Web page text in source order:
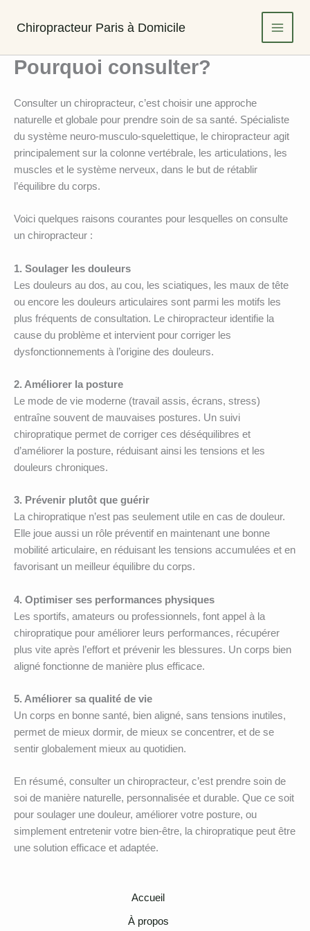
Chiropracteur Paris à Domicile
Pourquoi consulter?
Consulter un chiropracteur, c’est choisir une approche
naturelle et globale pour prendre soin de sa santé. Spécialiste
du système neuro-musculo-squelettique, le chiropracteur agit
principalement sur la colonne vertébrale, les articulations, les
muscles et le système nerveux, dans le but de rétablir
l’équilibre du corps.
Voici quelques raisons courantes pour lesquelles on consulte
un chiropracteur :
1. Soulager les douleurs
Les douleurs au dos, au cou, les sciatiques, les maux de tête
ou encore les douleurs articulaires sont parmi les motifs les
plus fréquents de consultation. Le chiropracteur identifie la
cause du problème et intervient pour corriger les
dysfonctionnements à l’origine des douleurs.
2. Améliorer la posture
Le mode de vie moderne (travail assis, écrans, stress)
entraîne souvent de mauvaises postures. Un suivi
chiropratique permet de corriger ces déséquilibres et
d’améliorer la posture, réduisant ainsi les tensions et les
douleurs chroniques.
3. Prévenir plutôt que guérir
La chiropratique n’est pas seulement utile en cas de douleur.
Elle joue aussi un rôle préventif en maintenant une bonne
mobilité articulaire, en réduisant les tensions accumulées et en
favorisant un meilleur équilibre du corps.
4. Optimiser ses performances physiques
Les sportifs, amateurs ou professionnels, font appel à la
chiropratique pour améliorer leurs performances, récupérer
plus vite après l’effort et prévenir les blessures. Un corps bien
aligné fonctionne de manière plus efficace.
5. Améliorer sa qualité de vie
Un corps en bonne santé, bien aligné, sans tensions inutiles,
permet de mieux dormir, de mieux se concentrer, et de se
sentir globalement mieux au quotidien.
En résumé, consulter un chiropracteur, c’est prendre soin de
soi de manière naturelle, personnalisée et durable. Que ce soit
pour soulager une douleur, améliorer votre posture, ou
simplement entretenir votre bien-être, la chiropratique peut être
une solution efficace et adaptée.
Accueil
À propos